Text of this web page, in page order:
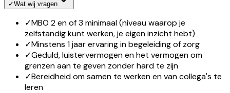
✓Wat wij vragen
✓MBO 2 en of 3 minimaal (niveau waarop je
zelfstandig kunt werken, je eigen inzicht hebt)
✓Minstens 1 jaar ervaring in begeleiding of zorg
✓Geduld, luistervermogen en het vermogen om
grenzen aan te geven zonder hard te zijn
✓Bereidheid om samen te werken en van collega's te
leren